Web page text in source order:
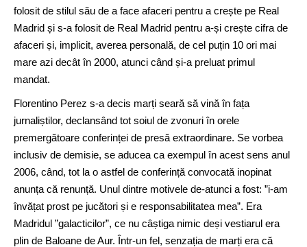
folosit de stilul său de a face afaceri pentru a crește pe Real
Madrid și s-a folosit de Real Madrid pentru a-și crește cifra de
afaceri și, implicit, averea personală, de cel puțin 10 ori mai
mare azi decât în 2000, atunci când și-a preluat primul
mandat.
Florentino Perez s-a decis marți seară să vină în fața
jurnaliștilor, declansând tot soiul de zvonuri în orele
premergătoare conferinței de presă extraordinare. Se vorbea
inclusiv de demisie, se aducea ca exempul în acest sens anul
2006, când, tot la o astfel de conferință convocată inopinat
anunța că renunță. Unul dintre motivele de-atunci a fost: ”i-am
învățat prost pe jucători și e responsabilitatea mea”. Era
Madridul ”galacticilor”, ce nu câștiga nimic deși vestiarul era
plin de Baloane de Aur. Într-un fel, senzația de marți era că